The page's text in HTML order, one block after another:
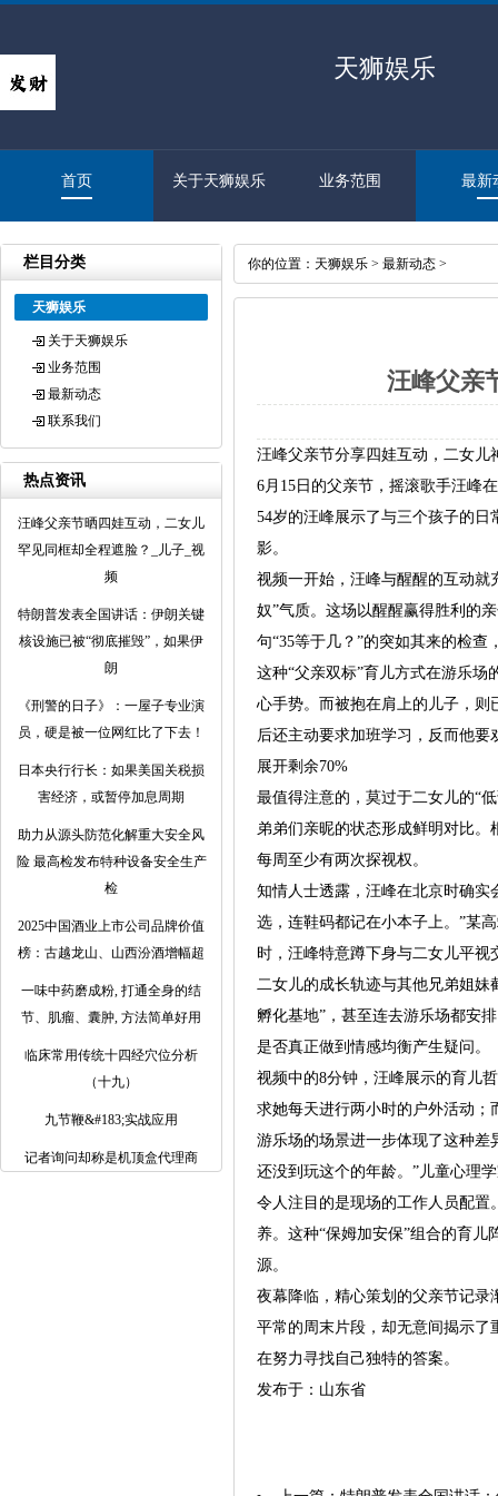
天狮娱乐
首页 关于天狮娱乐 业务范围 最新
栏目分类
天狮娱乐
关于天狮娱乐
业务范围
最新动态
联系我们
热点资讯
汪峰父亲节晒四娃互动，二女儿
罕见同框却全程遮脸？_儿子_视
频
特朗普发表全国讲话：伊朗关键
核设施已被“彻底摧毁”，如果伊
朗
《刑警的日子》：一屋子专业演
员，硬是被一位网红比了下去！
日本央行行长：如果美国关税损
害经济，或暂停加息周期
助力从源头防范化解重大安全风
险 最高检发布特种设备安全生产
检
2025中国酒业上市公司品牌价值
榜：古越龙山、山西汾酒增幅超
一味中药磨成粉, 打通全身的结
节、肌瘤、囊肿, 方法简单好用
临床常用传统十四经穴位分析
（十九）
九节鞭&#183;实战应用
记者询问却称是机顶盒代理商
你的位置： 天狮娱乐 > 最新动态 >
汪峰父亲
汪峰父亲节分享四娃互动，二女
6月15日的父亲节，摇滚歌手汪峰
54岁的汪峰展示了与三个孩子的
影。
视频一开始，汪峰与醒醒的互动就
奴”气质。这场以醒醒赢得胜利的
句“35等于几？”的突如其来的检
这种“父亲双标”育儿方式在游乐
心手势。而被抱在肩上的儿子，
后还主动要求加班学习，反而他要
展开剩余70%
最值得注意的，莫过于二女儿的“
弟弟们亲昵的状态形成鲜明对比
每周至少有两次探视权。
知情人士透露，汪峰在北京时确实
选，连鞋码都记在小本子上。”某
时，汪峰特意蹲下身与二女儿平视
二女儿的成长轨迹与其他兄弟姐妹
孵化基地”，甚至连去游乐场都安
是否真正做到情感均衡产生疑问。
视频中的8分钟，汪峰展示的育儿
求她每天进行两小时的户外活动；
游乐场的场景进一步体现了这种差
还没到玩这个的年龄。”儿童心理
令人注目的是现场的工作人员配
养。这种“保姆加安保”组合的育
源。
夜幕降临，精心策划的父亲节记
平常的周末片段，却无意间揭示
在努力寻找自己独特的答案。
发布于：山东省